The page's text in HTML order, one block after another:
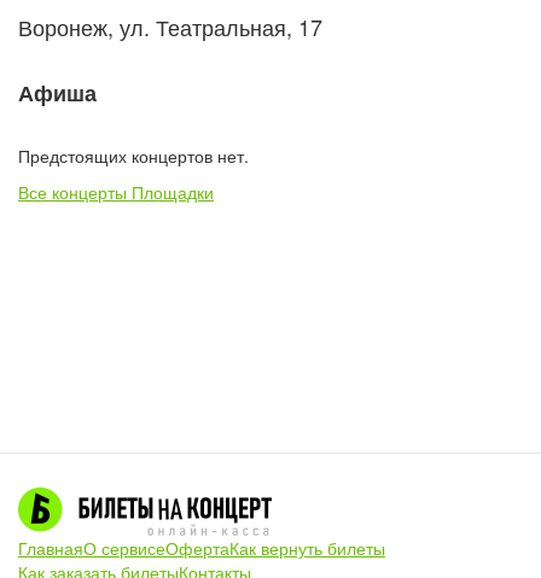
Воронеж, ул. Театральная, 17
Афиша
Предстоящих концертов нет.
Все концерты Площадки
ГлавнаяО сервисеОфертаКак вернуть билеты
Как заказать билетыКонтакты